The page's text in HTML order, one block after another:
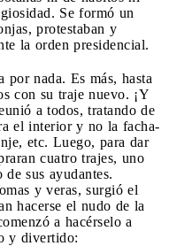
Se formó un
protestaban y
la orden presidencial.
por nada. Es más, hasta
con su traje nuevo. ¡Y
a todos, tratando de
el interior y no la facha­
etc. Luego, para dar
cuatro trajes, uno
sus ayudantes.
y veras, surgió el
hacerse el nudo de la
a hacérselo a
y divertido: